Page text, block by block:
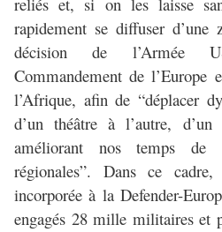
rapidement se diffuser d’une
décision de l’Armée
Commandement de l’Europe
l’Afrique, afin de “déplacer
d’un théâtre à l’autre,
améliorant nos temps de
régionales”. Dans ce
incorporée à la Defender-
engagés 28 mille militaires et